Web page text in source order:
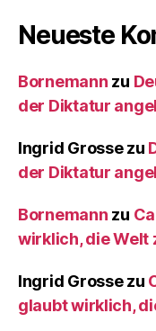
Neueste
Bornemann zu
der Diktatur
Ingrid Grossezu
der Diktatur
Bornemann zu
wirklich, die Welt
Ingrid Grossezu
glaubt wirklich,